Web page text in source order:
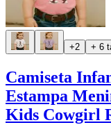
+2 + 6
Camiseta
Estampa
Kids Cowgirl